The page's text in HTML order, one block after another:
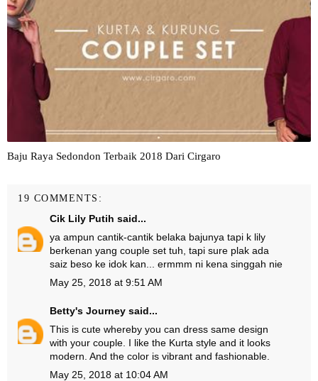
Baju Raya Sedondon Terbaik 2018 Dari Cirgaro
19 COMMENTS:
Cik Lily Putih said...
ya ampun cantik-cantik belaka bajunya tapi k lily
berkenan yang couple set tuh, tapi sure plak ada
saiz beso ke idok kan... ermmm ni kena singgah nie
May 25, 2018 at 9:51 AM
Betty's Journey said...
This is cute whereby you can dress same design
with your couple. I like the Kurta style and it looks
modern. And the color is vibrant and fashionable.
May 25, 2018 at 10:04 AM